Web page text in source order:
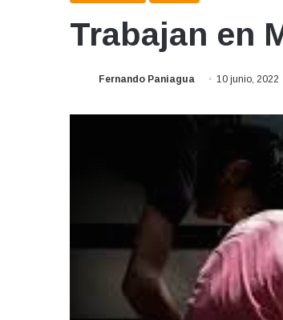
Trabajan en
Fernando Paniagua 10 junio, 2022